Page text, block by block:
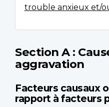
trouble anxieux et/
Section A :
aggravation
Facteurs causaux
rapport à facteurs